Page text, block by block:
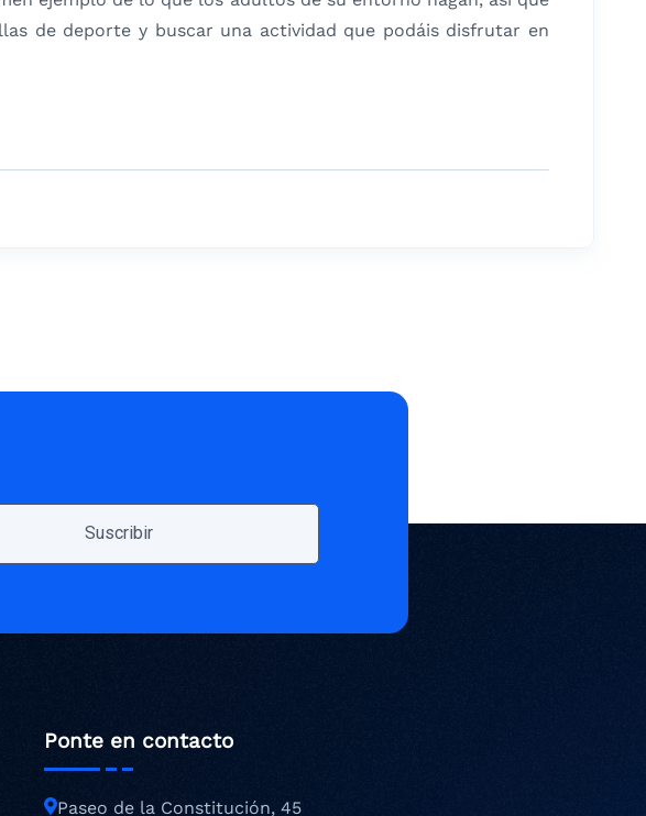
de deporte y buscar una actividad que podáis disfrutar en
Ponte en contacto
Paseo de la Constitución, 45